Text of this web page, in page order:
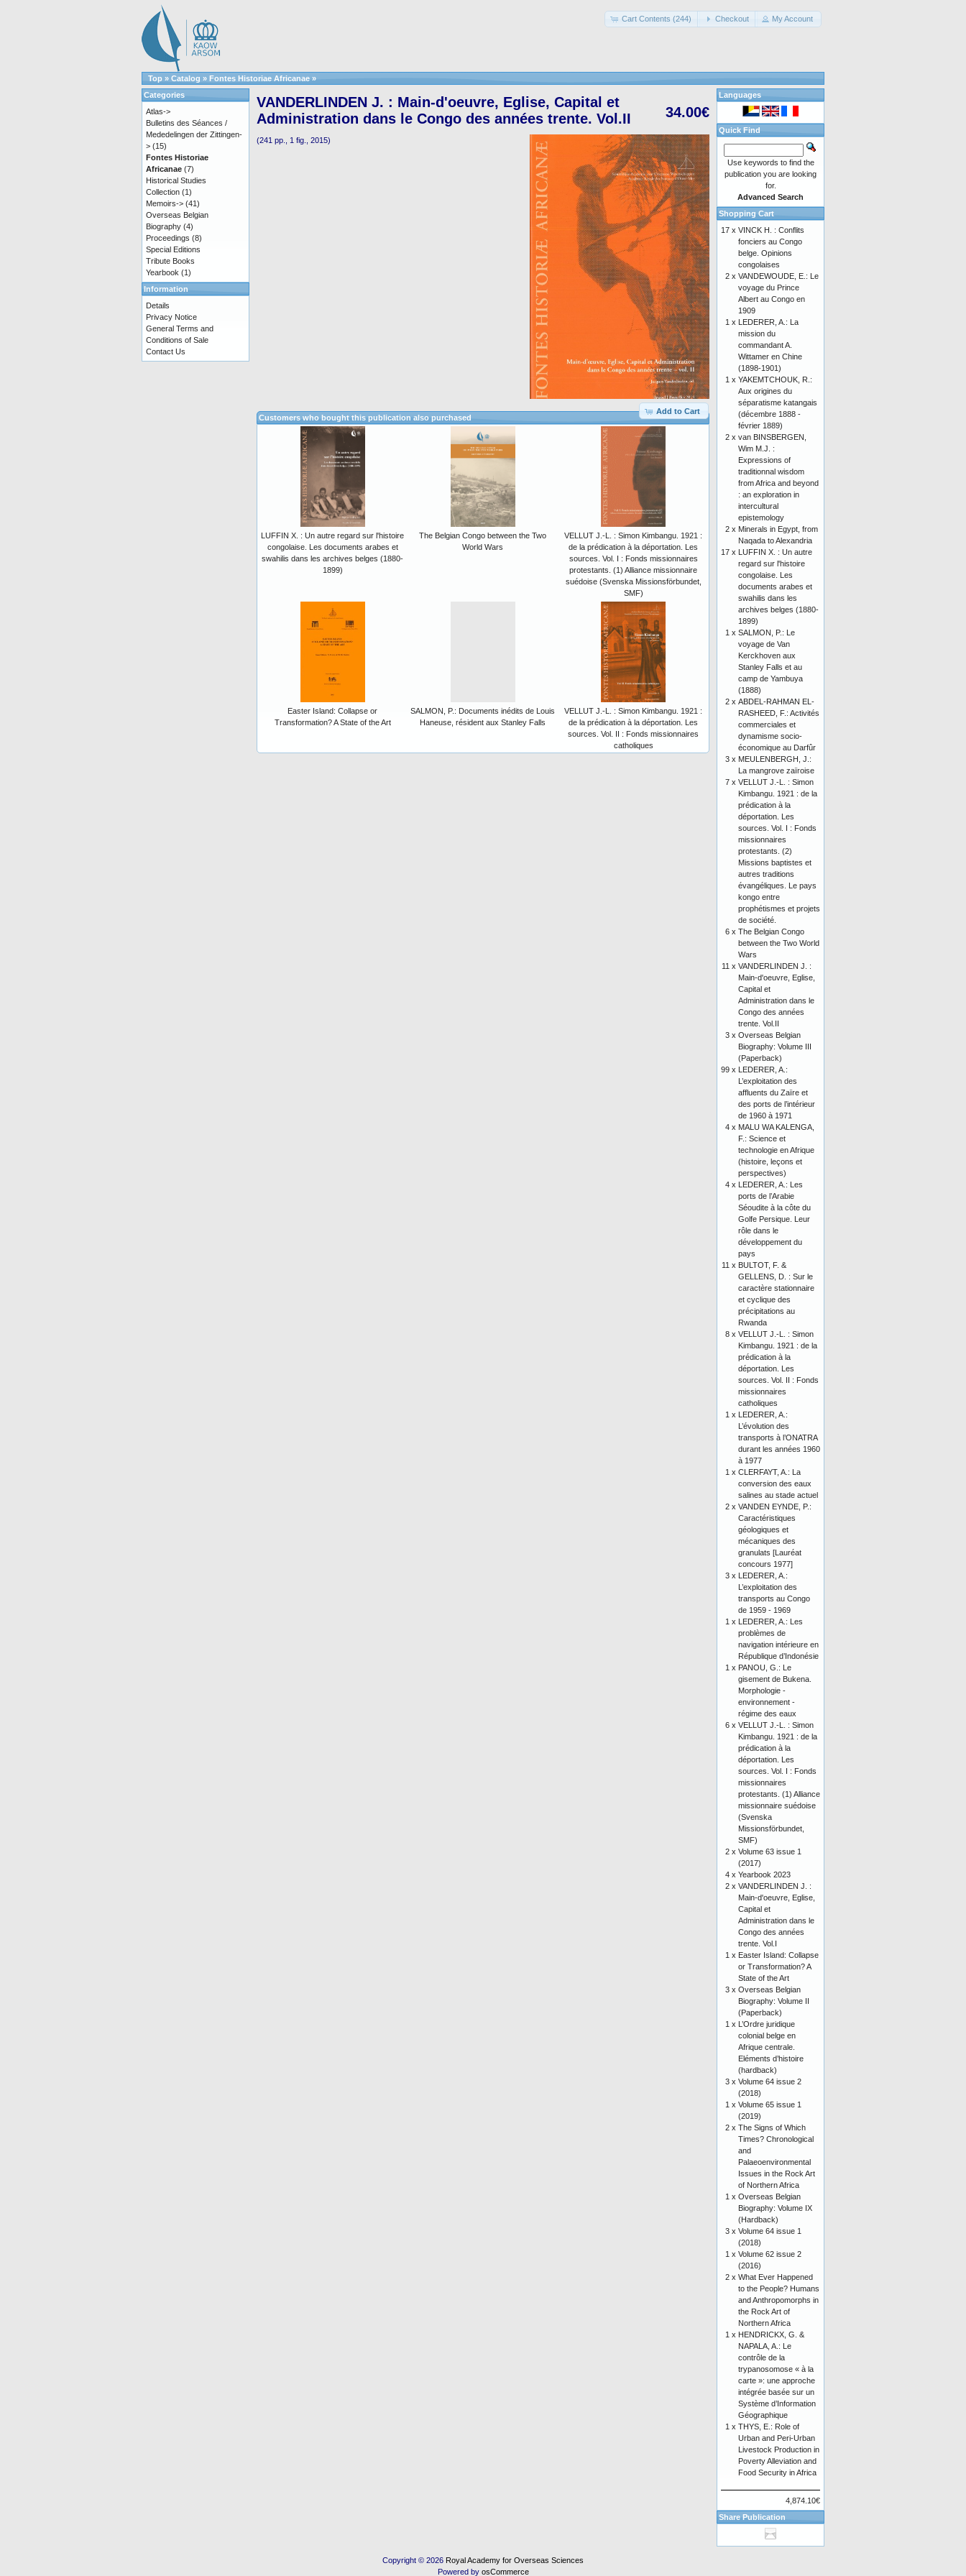
Cart Contents (244) Checkout My Account
Top » Catalog » Fontes Historiae Africanae »
34.00€
VANDERLINDEN J. : Main-d'oeuvre, Eglise, Capital et
Administration dans le Congo des années trente. Vol.II
(241 pp., 1 fig., 2015)
Add to Cart
Customers who bought this publication also purchased
LUFFIN X. : Un autre regard sur l'histoire
congolaise. Les documents arabes et
swahilis dans les archives belges (1880-
1899)
The Belgian Congo between the Two
World Wars
VELLUT J.-L. : Simon Kimbangu. 1921 :
de la prédication à la déportation. Les
sources. Vol. I : Fonds missionnaires
protestants. (1) Alliance missionnaire
suédoise (Svenska Missionsförbundet,
SMF)
Easter Island: Collapse or
Transformation? A State of the Art
SALMON, P.: Documents inédits de Louis
Haneuse, résident aux Stanley Falls
VELLUT J.-L. : Simon Kimbangu. 1921 :
de la prédication à la déportation. Les
sources. Vol. II : Fonds missionnaires
catholiques
Categories
Atlas->
Bulletins des Séances /
Mededelingen der Zittingen-
> (15)
Fontes Historiae
Africanae (7)
Historical Studies
Collection (1)
Memoirs-> (41)
Overseas Belgian
Biography (4)
Proceedings (8)
Special Editions
Tribute Books
Yearbook (1)
Information
Details
Privacy Notice
General Terms and
Conditions of Sale
Contact Us
Languages
Quick Find
Use keywords to find the
publication you are looking
for.
Advanced Search
Shopping Cart
17 x VINCK H. : Conflits
fonciers au Congo
belge. Opinions
congolaises
2 x VANDEWOUDE, E.: Le
voyage du Prince
Albert au Congo en
1909
1 x LEDERER, A.: La
mission du
commandant A.
Wittamer en Chine
(1898-1901)
1 x YAKEMTCHOUK, R.:
Aux origines du
séparatisme katangais
(décembre 1888 -
février 1889)
2 x van BINSBERGEN,
Wim M.J. :
Expressions of
traditionnal wisdom
from Africa and beyond
: an exploration in
intercultural
epistemology
2 x Minerals in Egypt, from
Naqada to Alexandria
17 x LUFFIN X. : Un autre
regard sur l'histoire
congolaise. Les
documents arabes et
swahilis dans les
archives belges (1880-
1899)
1 x SALMON, P.: Le
voyage de Van
Kerckhoven aux
Stanley Falls et au
camp de Yambuya
(1888)
2 x ABDEL-RAHMAN EL-
RASHEED, F.: Activités
commerciales et
dynamisme socio-
économique au Darfûr
3 x MEULENBERGH, J.:
La mangrove zaïroise
7 x VELLUT J.-L. : Simon
Kimbangu. 1921 : de la
prédication à la
déportation. Les
sources. Vol. I : Fonds
missionnaires
protestants. (2)
Missions baptistes et
autres traditions
évangéliques. Le pays
kongo entre
prophétismes et projets
de société.
6 x The Belgian Congo
between the Two World
Wars
11 x VANDERLINDEN J. :
Main-d'oeuvre, Eglise,
Capital et
Administration dans le
Congo des années
trente. Vol.II
3 x Overseas Belgian
Biography: Volume III
(Paperback)
99 x LEDERER, A.:
L’exploitation des
affluents du Zaïre et
des ports de l’intérieur
de 1960 à 1971
4 x MALU WA KALENGA,
F.: Science et
technologie en Afrique
(histoire, leçons et
perspectives)
4 x LEDERER, A.: Les
ports de l’Arabie
Séoudite à la côte du
Golfe Persique. Leur
rôle dans le
développement du
pays
11 x BULTOT, F. &
GELLENS, D. : Sur le
caractère stationnaire
et cyclique des
précipitations au
Rwanda
8 x VELLUT J.-L. : Simon
Kimbangu. 1921 : de la
prédication à la
déportation. Les
sources. Vol. II : Fonds
missionnaires
catholiques
1 x LEDERER, A.:
L’évolution des
transports à l’ONATRA
durant les années 1960
à 1977
1 x CLERFAYT, A.: La
conversion des eaux
salines au stade actuel
2 x VANDEN EYNDE, P.:
Caractéristiques
géologiques et
mécaniques des
granulats [Lauréat
concours 1977]
3 x LEDERER, A.:
L’exploitation des
transports au Congo
de 1959 - 1969
1 x LEDERER, A.: Les
problèmes de
navigation intérieure en
République d’Indonésie
1 x PANOU, G.: Le
gisement de Bukena.
Morphologie -
environnement -
régime des eaux
6 x VELLUT J.-L. : Simon
Kimbangu. 1921 : de la
prédication à la
déportation. Les
sources. Vol. I : Fonds
missionnaires
protestants. (1) Alliance
missionnaire suédoise
(Svenska
Missionsförbundet,
SMF)
2 x Volume 63 issue 1
(2017)
4 x Yearbook 2023
2 x VANDERLINDEN J. :
Main-d'oeuvre, Eglise,
Capital et
Administration dans le
Congo des années
trente. Vol.I
1 x Easter Island: Collapse
or Transformation? A
State of the Art
3 x Overseas Belgian
Biography: Volume II
(Paperback)
1 x L’Ordre juridique
colonial belge en
Afrique centrale.
Eléments d’histoire
(hardback)
3 x Volume 64 issue 2
(2018)
1 x Volume 65 issue 1
(2019)
2 x The Signs of Which
Times? Chronological
and
Palaeoenvironmental
Issues in the Rock Art
of Northern Africa
1 x Overseas Belgian
Biography: Volume IX
(Hardback)
3 x Volume 64 issue 1
(2018)
1 x Volume 62 issue 2
(2016)
2 x What Ever Happened
to the People? Humans
and Anthropomorphs in
the Rock Art of
Northern Africa
1 x HENDRICKX, G. &
NAPALA, A.: Le
contrôle de la
trypanosomose « à la
carte »: une approche
intégrée basée sur un
Système d’Information
Géographique
1 x THYS, E.: Role of
Urban and Peri-Urban
Livestock Production in
Poverty Alleviation and
Food Security in Africa
4,874.10€
Share Publication
Copyright © 2026 Royal Academy for Overseas Sciences
Powered by osCommerce